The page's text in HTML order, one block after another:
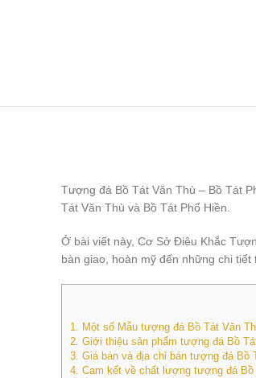
Tượng đá Bồ Tát Văn Thù – Bồ Tát
Tát Văn Thù và Bồ Tát Phổ Hiền.
Ở bài viết này, Cơ Sở Điêu Khắc
bàn giao, hoàn mỹ đến những chi tiết
1. Một số Mẫu tượng đá Bồ Tát Văn
2. Giới thiệu sản phẩm tượng đá Bồ
3. Giá bán và địa chỉ bán tượng đá Bồ
4. Cam kết về chất lượng tượng đá